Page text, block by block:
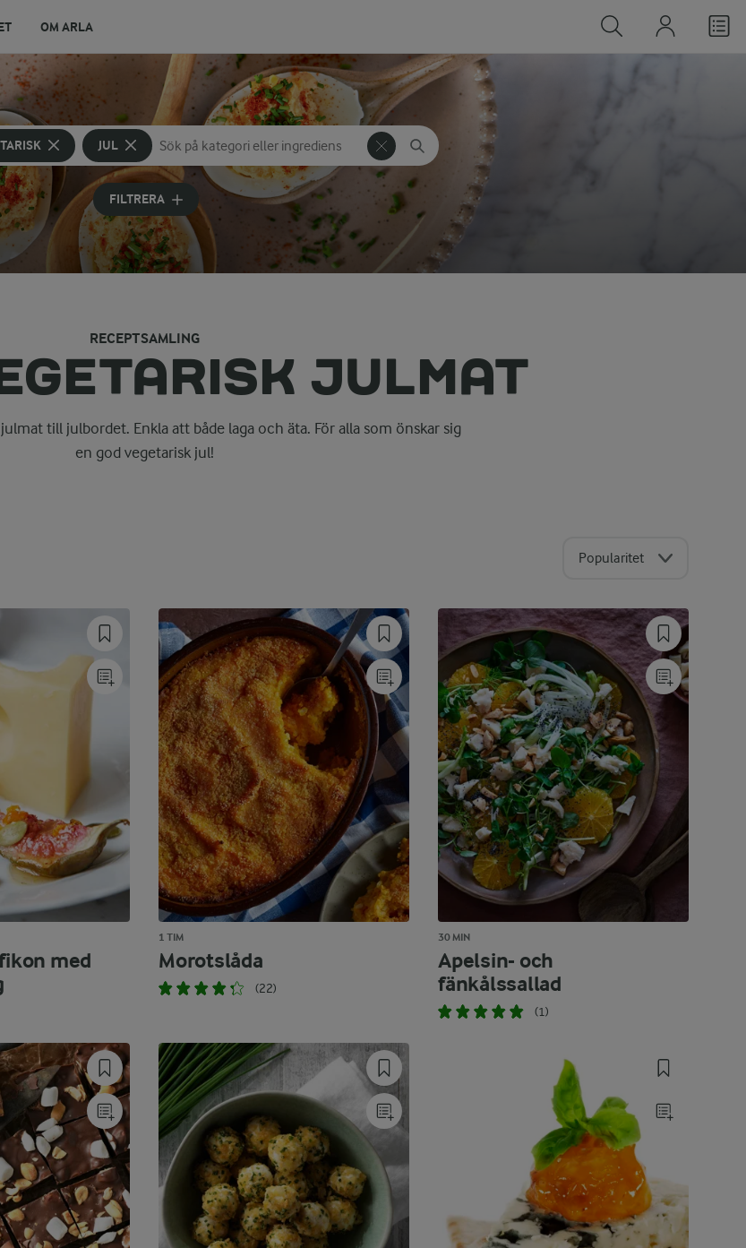
OM ARLA
JUL
Sök på kategori eller ingrediens
Skriv in sökord för att få förslag
FILTRERA
RECEPTSAMLING
JULMAT
till julbordet. Enkla att både laga och äta. För alla som önskar sig
en god vegetarisk jul!
Popularitet
med
1 TIM
Morotslåda
(22)
30 MIN
Apelsin- och
fänkålssallad
(1)